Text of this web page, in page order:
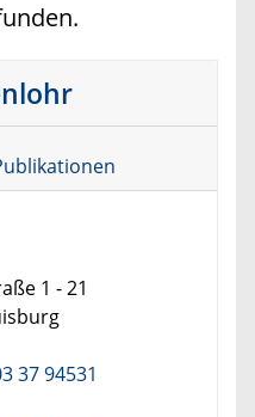
1 - 21
37 94531